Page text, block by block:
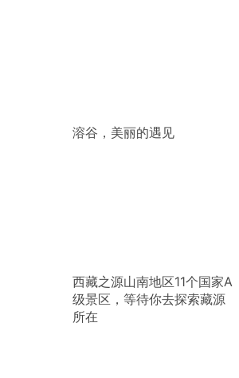
溶谷，美丽的遇见
西藏之源山南地区11个国家A
级景区，等待你去探索藏源
所在